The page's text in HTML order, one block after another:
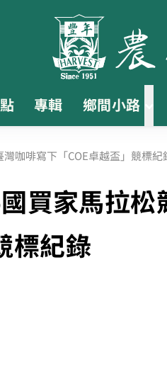
專輯 鄉間小路
咖啡寫下「COE卓越盃」競標
買家馬拉
紀錄